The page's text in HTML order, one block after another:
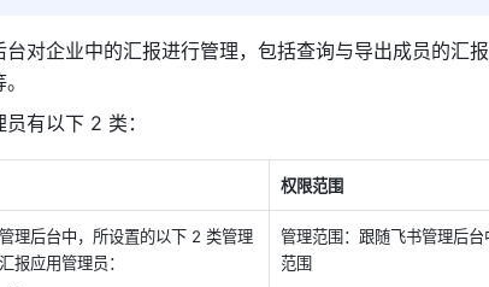
对企业中的汇报进行管理，包括查询与导出成员的汇
有以下 2 类：
权限范围
理后台中，所设置的以下 2 类管理
报应用管理员：
管理范围：跟随飞书管理后
范围